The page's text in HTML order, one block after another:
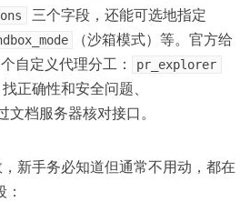
三个字段，还能可选地指定
（沙箱模式）等。官方给
自定义代理分工：
pr_explorer
找正确性和安全问题、
文档服务器核对接口。
新手务必知道但通常不用动，都在
：